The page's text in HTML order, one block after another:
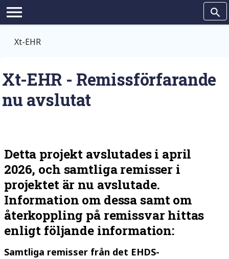
Hoppa till huvudinnehållet
menu search
Xt-EHR
Xt-EHR - Remissförfarande
nu avslutat
Detta projekt avslutades i april
2026, och samtliga remisser i
projektet är nu avslutade.
Information om dessa samt om
återkoppling på remissvar hittas
enligt följande information:
Samtliga remisser från det EHDS-